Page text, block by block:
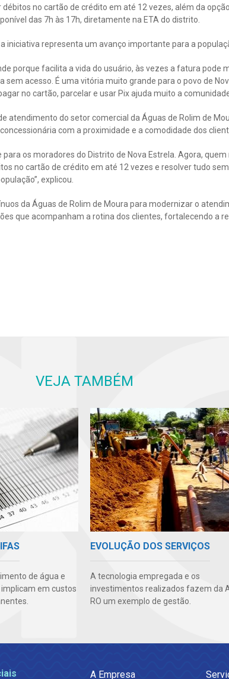
no cartão de crédito em até 12 vezes, além da
das 7h às 17h, diretamente na ETA do distrito.
iniciativa representa um avanço importante para a
porque facilita a vida do usuário, às vezes a fatura pode
sem acesso. É uma vitória muito grande para o povo de
no cartão, parcelar e usar Pix ajuda muito a
atendimento do setor comercial da Águas de Rolim de
com a proximidade e a comodidade dos
os moradores do Distrito de Nova Estrela. Agora,
no cartão de crédito em até 12 vezes e resolver tudo
explicou.
da Águas de Rolim de Moura para modernizar o
que acompanham a rotina dos clientes, fortalecendo a
VEJA TAMBÉM
de água e
em custos
EVOLUÇÃO DOS SERVIÇOS
A tecnologia empregada e os
investimentos realizados fazem da
RO um exemplo de gestão.
A Empresa